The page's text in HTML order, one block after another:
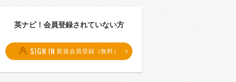
英ナビ！会員登録されていない方
SIGN IN 新規会員登録（無料）